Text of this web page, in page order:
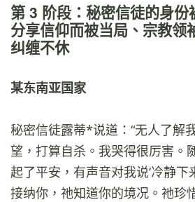
第 3 阶段：秘密信徒的身份
分享信仰而被当局、宗教领
纠缠不休
某东南亚国家
秘密信徒露蒂*说道：“无人了解
望，打算自杀。我哭得很厉害。
起了平安，有声音对我说‘冷静
接纳你，祂知道你的境况。祂珍